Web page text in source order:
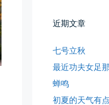
近期文章
七号立秋
最近功夫女足
蝉鸣
初夏的天气有